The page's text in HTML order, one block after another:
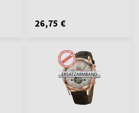
26,75 €